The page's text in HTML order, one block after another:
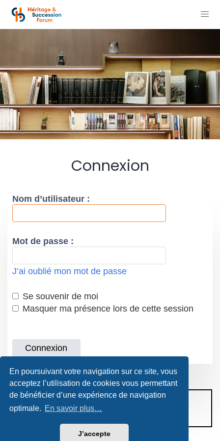
En poursuivant votre navigation sur ce site, vous
acceptez l’utilisation de cookies vous permettant
de bénéficier d’une expérience de navigation
optimale. En savoir plus…
J’accepte
Connexion
Nom d’utilisateur :
Mot de passe :
J’ai oublié mon mot de passe
Se souvenir de moi
Masquer ma présence lors de cette session
CONDITIONS D’UTILISATION
POLITIQUE DE VIE PRIVÉE